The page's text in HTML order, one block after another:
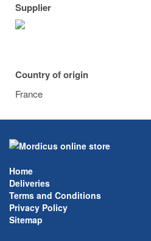
Supplier
Country of origin
France
Home
Deliveries
Terms and Conditions
Privacy Policy
Sitemap